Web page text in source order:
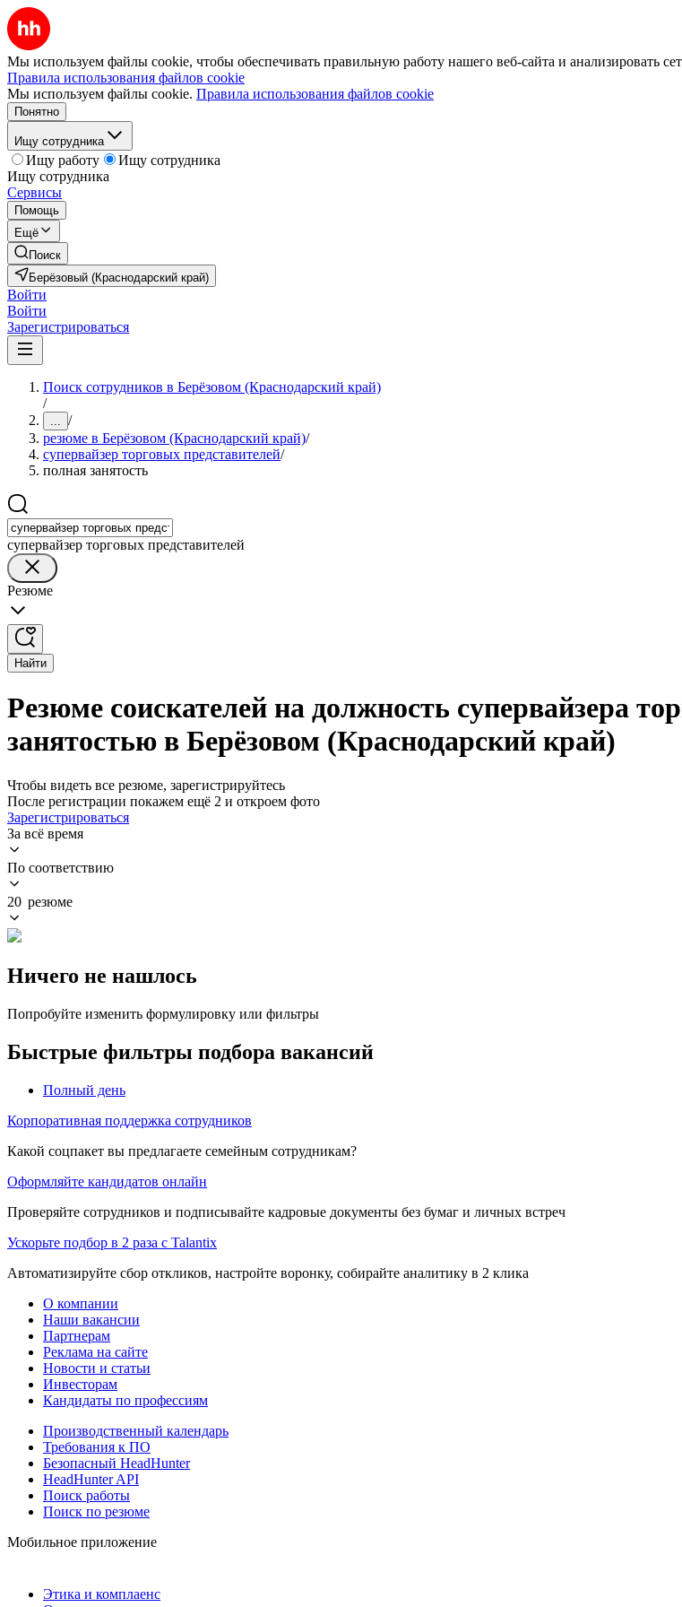
Мы используем файлы cookie, чтобы обеспечивать правильную работу нашего веб-сайта и анализировать
Правила использования файлов cookie
Мы используем файлы cookie. Правила использования файлов cookie
Понятно
Ищу сотрудника
Ищу работу
Ищу сотрудника
Ищу сотрудника
Сервисы
Помощь
Ещё
Поиск
Берёзовый (Краснодарский край)
Войти
Войти
Зарегистрироваться
Поиск сотрудников в Берёзовом (Краснодарский край)
/
... /
резюме в Берёзовом (Краснодарский край)/
супервайзер торговых представителей/
полная занятость
супервайзер торговых представителей
Резюме
Найти
Резюме соискателей на должность супервайзера
занятостью в Берёзовом (Краснодарский край)
Чтобы видеть все резюме, зарегистрируйтесь
После регистрации покажем ещё 2 и откроем фото
Зарегистрироваться
За всё время
По соответствию
20 резюме
Ничего не нашлось
Попробуйте изменить формулировку или фильтры
Быстрые фильтры подбора вакансий
Полный день
Корпоративная поддержка сотрудников
Какой соцпакет вы предлагаете семейным сотрудникам?
Оформляйте кандидатов онлайн
Проверяйте сотрудников и подписывайте кадровые документы без бумаг и личных встреч
Ускорьте подбор в 2 раза с Talantix
Автоматизируйте сбор откликов, настройте воронку, собирайте аналитику в 2 клика
О компании
Наши вакансии
Партнерам
Реклама на сайте
Новости и статьи
Инвесторам
Кандидаты по профессиям
Производственный календарь
Требования к ПО
Безопасный HeadHunter
HeadHunter API
Поиск работы
Поиск по резюме
Мобильное приложение
Этика и комплаенс